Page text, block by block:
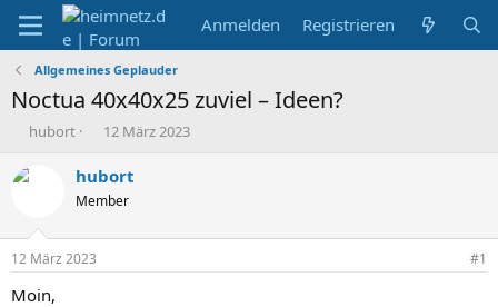
Anmelden Registrieren
Allgemeines Geplauder
Noctua 40x40x25 zuviel – Ideen?
E
s
e
r
hubort
E
s
e
t
12 März 2023
hubort
Member
12 März 2023 #1
Moin,